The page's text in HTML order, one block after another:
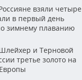
взяли четыре
в первый день
зимнему плаванию
и Терновой
третье золото на